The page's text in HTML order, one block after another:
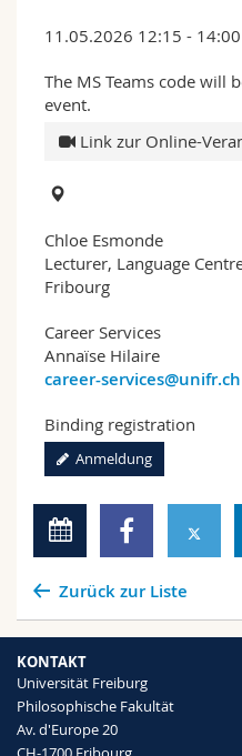
11.05.2026 12:15 - 14:00
The MS Teams code will
event.
Link zur Online-
Chloe Esmonde
Lecturer, Language
Fribourg
Career Services
Annaïse Hilaire
career-services@unifr.ch
Binding registration
Anmeldung
Zurück zur Liste
KONTAKT
Universität Freiburg
Philosophische Fakultät
Av. d'Europe 20